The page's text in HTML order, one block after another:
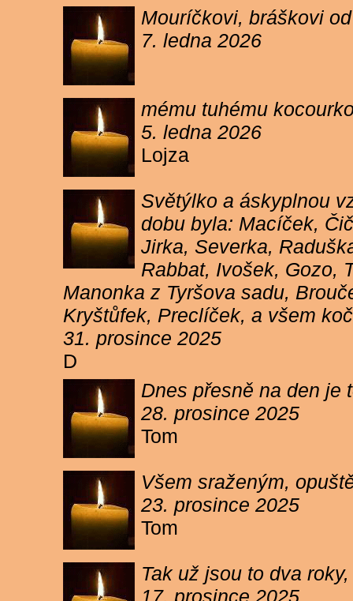
Mouríčkovi, bráškovi
7. ledna 2026
mému tuhému
5. ledna 2026
Lojza
Světýlko a áskyplnou
dobu byla: Macíček,
Jirka, Severka,
Rabbat, Ivošek, Gozo,
Manonka z Tyršova sadu,
Kryštůfek, Preclíček, a všem
31. prosince 2025
D
Dnes přesně na den je
28. prosince 2025
Tom
Všem sraženým,
23. prosince 2025
Tom
Tak už jsou to dva
17. prosince 2025